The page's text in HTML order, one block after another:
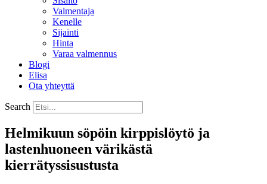
Valmentaja
Kenelle
Sijainti
Hinta
Varaa valmennus
Blogi
Elisa
Ota yhteyttä
Search
Helmikuun söpöin kirppislöytö ja
lastenhuoneen värikästä
kierrätyssisustusta